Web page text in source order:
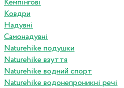
Кемпінгові
Ковдри
Надувні
Самонадувні
Naturehike подушки
Naturehike взуття
Naturehike водний спорт
Naturehike водонепроникні речі